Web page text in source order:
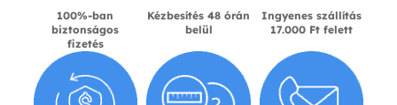
100%-ban
biztonságos
fizetés
Kézbesítés 48 órán
belül
Ingyenes szállítás
17.000 Ft felett